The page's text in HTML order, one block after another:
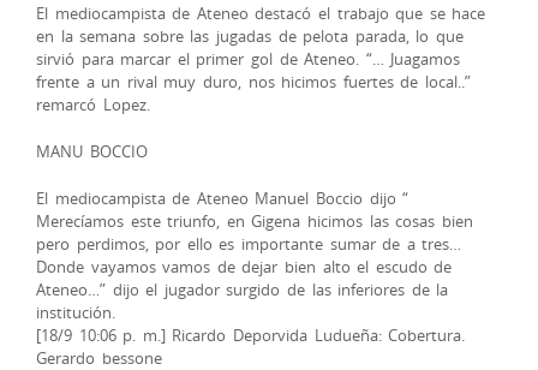
El mediocampista de Ateneo destacó el trabajo que se hace
en la semana sobre las jugadas de pelota parada, lo que
sirvió para marcar el primer gol de Ateneo. “… Juagamos
frente a un rival muy duro, nos hicimos fuertes de local..”
remarcó Lopez.
MANU BOCCIO
El mediocampista de Ateneo Manuel Boccio dijo “
Merecíamos este triunfo, en Gigena hicimos las cosas bien
pero perdimos, por ello es importante sumar de a tres…
Donde vayamos vamos de dejar bien alto el escudo de
Ateneo…” dijo el jugador surgido de las inferiores de la
institución.
[18/9 10:06 p. m.] Ricardo Deporvida Ludueña: Cobertura.
Gerardo bessone